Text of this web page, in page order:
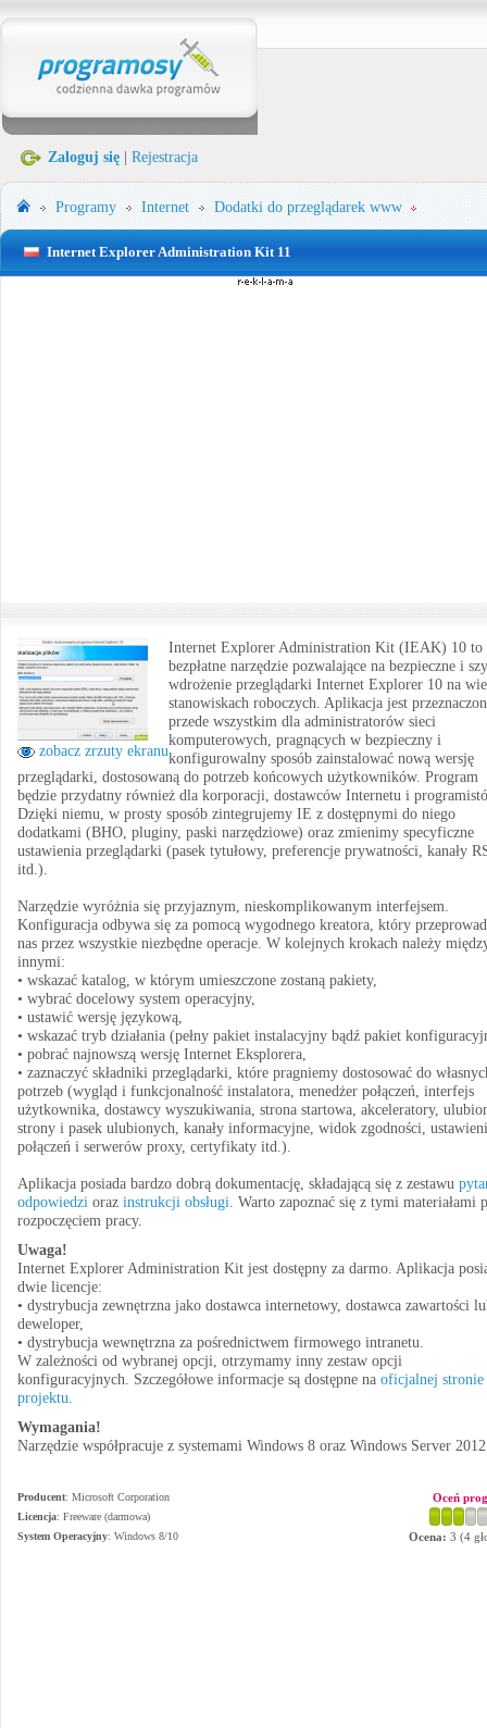
Zaloguj się Rejestracja
Programy Internet Dodatki do przeglądarek www
Internet Explorer Administration Kit 11
zobacz zrzuty ekranu
Internet Explorer Administration Kit (IEAK) 10 to
bezpłatne narzędzie pozwalające na bezpieczne i
wdrożenie przeglądarki Internet Explorer 10 na
stanowiskach roboczych. Aplikacja jest
przede wszystkim dla administratorów sieci
komputerowych, pragnących w bezpieczny i
konfigurowalny sposób zainstalować nową wersję
przeglądarki, dostosowaną do potrzeb końcowych użytkowników. Program
będzie przydatny również dla korporacji, dostawców Internetu i
Dzięki niemu, w prosty sposób zintegrujemy IE z dostępnymi do niego
dodatkami (BHO, pluginy, paski narzędziowe) oraz zmienimy specyficzne
ustawienia przeglądarki (pasek tytułowy, preferencje prywatności, kanały
itd.).
Narzędzie wyróżnia się przyjaznym, nieskomplikowanym interfejsem.
Konfiguracja odbywa się za pomocą wygodnego kreatora, który
nas przez wszystkie niezbędne operacje. W kolejnych krokach należy
innymi:
• wskazać katalog, w którym umieszczone zostaną pakiety,
• wybrać docelowy system operacyjny,
• ustawić wersję językową,
• wskazać tryb działania (pełny pakiet instalacyjny bądź pakiet
• pobrać najnowszą wersję Internet Eksplorera,
• zaznaczyć składniki przeglądarki, które pragniemy dostosować do
potrzeb (wygląd i funkcjonalność instalatora, menedżer połączeń, interfejs
użytkownika, dostawcy wyszukiwania, strona startowa, akceleratory,
strony i pasek ulubionych, kanały informacyjne, widok zgodności,
połączeń i serwerów proxy, certyfikaty itd.).
Aplikacja posiada bardzo dobrą dokumentację, składającą się z zestawu
odpowiedzi oraz instrukcji obsługi. Warto zapoznać się z tymi materiałami
rozpoczęciem pracy.
Uwaga!
Internet Explorer Administration Kit jest dostępny za darmo. Aplikacja
dwie licencje:
• dystrybucja zewnętrzna jako dostawca internetowy, dostawca zawartości
deweloper,
• dystrybucja wewnętrzna za pośrednictwem firmowego intranetu.
W zależności od wybranej opcji, otrzymamy inny zestaw opcji
konfiguracyjnych. Szczegółowe informacje są dostępne na oficjalnej stronie
projektu.
Wymagania!
Narzędzie współpracuje z systemami Windows 8 oraz Windows Server
Producent: Microsoft Corporation
Licencja: Freeware (darmowa)
System Operacyjny: Windows 8/10
Oceń
Ocena: 3 (4